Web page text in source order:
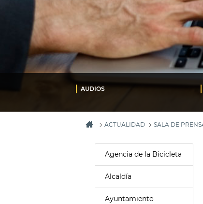
AUDIOS
ACTUALIDAD SALA DE
Agencia de la Bicicleta
Alcaldía
Ayuntamiento